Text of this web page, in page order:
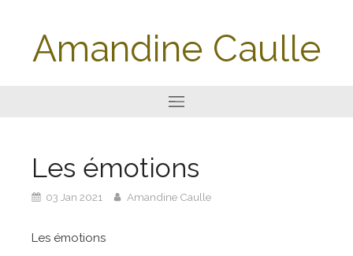
Amandine Caulle
Les émotions
03 Jan 2021 Amandine Caulle
Les émotions